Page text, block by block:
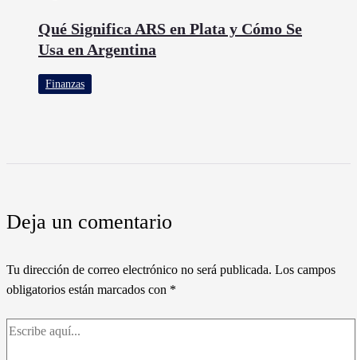
Qué Significa ARS en Plata y Cómo Se
Usa en Argentina
Finanzas
Deja un comentario
Tu dirección de correo electrónico no será publicada. Los campos
obligatorios están marcados con *
Escribe